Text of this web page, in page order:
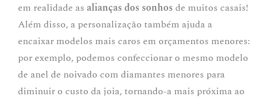
em realidade as alianças dos sonhos de muitos casais!
Além disso, a personalização também ajuda a
encaixar modelos mais caros em orçamentos menores:
por exemplo, podemos confeccionar o mesmo modelo
de anel de noivado com diamantes menores para
diminuir o custo da joia, tornando-a mais próxima ao